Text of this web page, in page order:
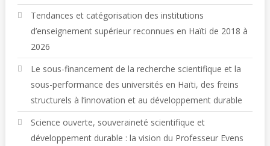
Tendances et catégorisation des institutions
d’enseignement supérieur reconnues en Haïti de 2018 à
2026
Le sous-financement de la recherche scientifique et la
sous-performance des universités en Haïti, des freins
structurels à l’innovation et au développement durable
Science ouverte, souveraineté scientifique et
développement durable : la vision du Professeur Evens